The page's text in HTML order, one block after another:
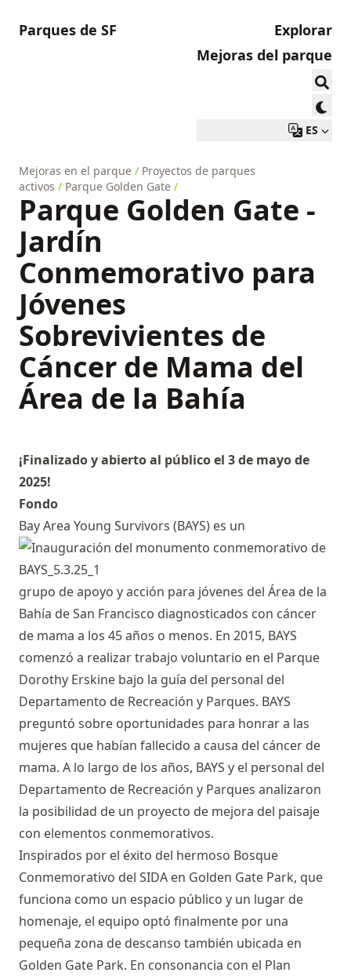
Parques de SF
Explorar
Mejoras del parque
ES
Mejoras en el parque / Proyectos de parques
activos / Parque Golden Gate /
Parque Golden Gate -
Jardín
Conmemorativo para
Jóvenes
Sobrevivientes de
Cáncer de Mama del
Área de la Bahía
¡Finalizado y abierto al público el 3 de mayo de
2025!
Fondo
Bay Area Young Survivors (BAYS) es un
grupo de apoyo y acción para jóvenes del Área de la
Bahía de San Francisco diagnosticados con cáncer
de mama a los 45 años o menos. En 2015, BAYS
comenzó a realizar trabajo voluntario en el Parque
Dorothy Erskine bajo la guía del personal del
Departamento de Recreación y Parques. BAYS
preguntó sobre oportunidades para honrar a las
mujeres que habían fallecido a causa del cáncer de
mama. A lo largo de los años, BAYS y el personal del
Departamento de Recreación y Parques analizaron
la posibilidad de un proyecto de mejora del paisaje
con elementos conmemorativos.
Inspirados por el éxito del hermoso Bosque
Conmemorativo del SIDA en Golden Gate Park, que
funciona como un espacio público y un lugar de
homenaje, el equipo optó finalmente por una
pequeña zona de descanso también ubicada en
Golden Gate Park. En consonancia con el Plan